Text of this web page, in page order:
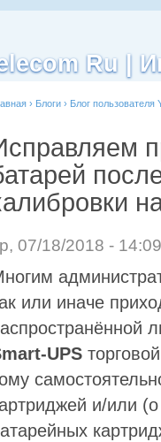
Ru |
› Блоги › Блог пользователя
07/18/2018 -
или иначе
UPS
и/или